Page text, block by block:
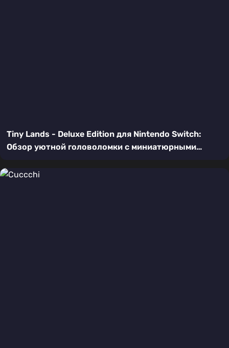
Tiny Lands - Deluxe Edition для Nintendo Switch:
Обзор уютной головоломки с миниатюрными